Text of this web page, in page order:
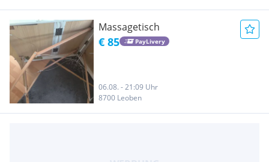
Massagetisch
€ 85 PayLivery
06.08. - 21:09 Uhr
8700 Leoben